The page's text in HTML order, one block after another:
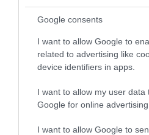
Google consents
I want to allow Google to
related to advertising like
device identifiers in apps.
I want to allow my user data
Google for online
I want to allow Google to
"Συνεχίζει στο ίδιο αλαζονικό
εξυπνακισμούς"